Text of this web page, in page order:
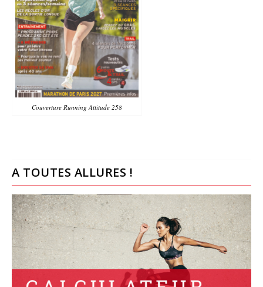
Couverture Running Attitude 258
A TOUTES ALLURES !